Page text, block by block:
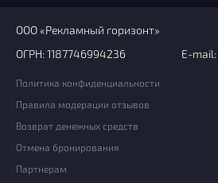
ООО «Рекламный горизонт»
ОГРН: 1187746994236
E-mail:
Политика конфиденциальности
Правила модерации отзывов
Возврат денежных средств
Отмена бронирования
Партнерам